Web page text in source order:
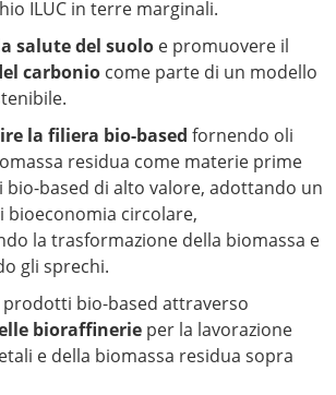
ILUC in terre marginali.
salute del suolo e promuovere il
carbonio come parte di un modello
la filiera bio-based fornendo oli
residua come materie prime
based di alto valore, adottando un
bioeconomia circolare,
la trasformazione della biomassa e
gli sprechi.
prodotti bio-based attraverso
bioraffinerie per la lavorazione
e della biomassa residua sopra